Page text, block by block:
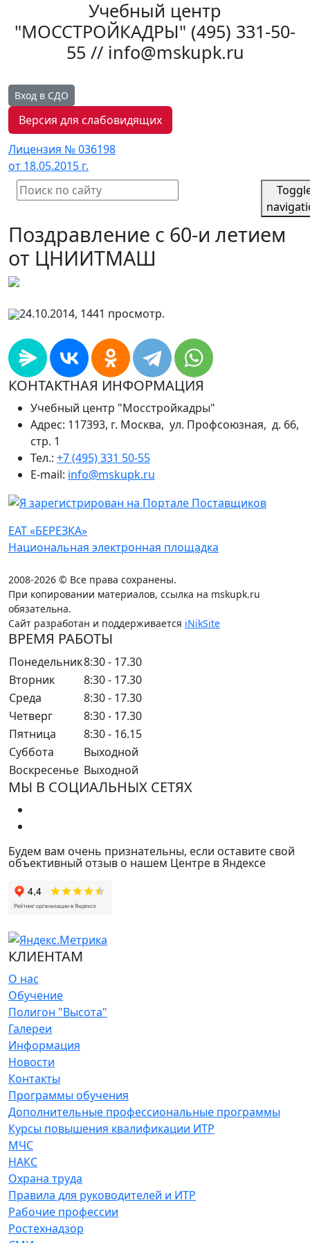
Учебный центр
"МОССТРОЙКАДРЫ" (495) 331-50-
55 // info@mskupk.ru
Вход в СДО
Версия для слабовидящих
Лицензия № 036198
от 18.05.2015 г.
Поздравление с 60-и летием
от ЦНИИТМАШ
24.10.2014, 1441 просмотр.
КОНТАКТНАЯ ИНФОРМАЦИЯ
Учебный центр "Мосстройкадры"
Адрес: 117393, г. Москва, ул. Профсоюзная, д. 66,
стр. 1
Тел.: +7 (495) 331 50-55
E-mail: info@mskupk.ru
ЕАТ «БЕРЕЗКА»
Национальная электронная площадка
2008-2026 © Все права сохранены.
При копировании материалов, ссылка на mskupk.ru
обязательна.
Сайт разработан и поддерживается iNikSite
ВРЕМЯ РАБОТЫ
Понедельник8:30 - 17.30
Вторник
8:30 - 17.30
Среда
8:30 - 17.30
Четверг
8:30 - 17.30
Пятница
8:30 - 16.15
Суббота
Выходной
Воскресенье Выходной
МЫ В СОЦИАЛЬНЫХ СЕТЯХ
Будем вам очень признательны, если оставите свой
объективный отзыв о нашем Центре в Яндексе
КЛИЕНТАМ
О нас
Обучение
Полигон "Высота"
Галереи
Информация
Новости
Контакты
Программы обучения
Дополнительные профессиональные программы
Курсы повышения квалификации ИТР
МЧС
НАКС
Охрана труда
Правила для руководителей и ИТР
Рабочие профессии
Ростехнадзор